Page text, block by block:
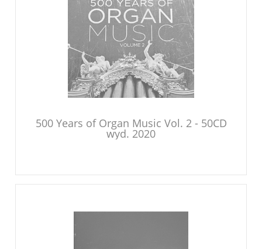
500 Years of Organ Music Vol. 2 - 50CD
wyd. 2020